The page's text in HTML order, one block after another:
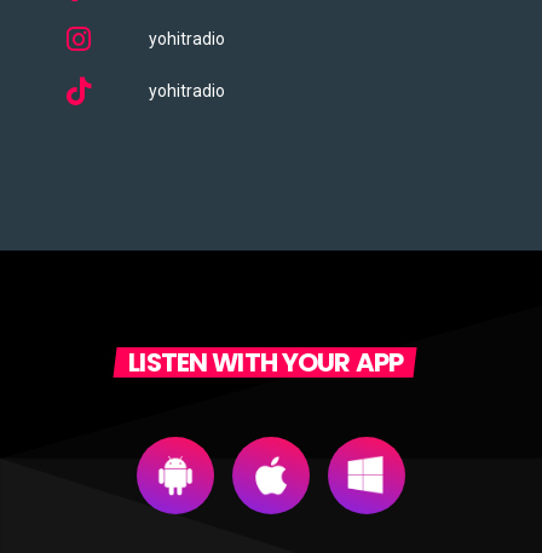
yohitradio
yohitradio
LISTEN WITH YOUR APP